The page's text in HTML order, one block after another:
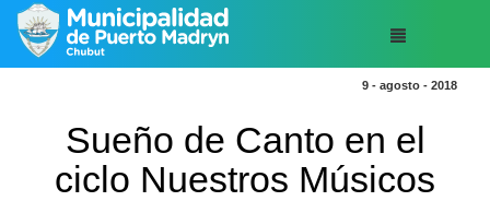
9 - agosto - 2018
Sueño de Canto en el
ciclo Nuestros Músicos